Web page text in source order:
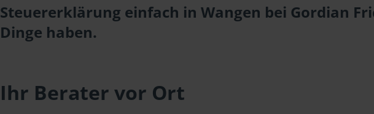
Steuererklärung einfach in Wangen bei Gordian
Dinge haben.
Ihr Berater vor Ort